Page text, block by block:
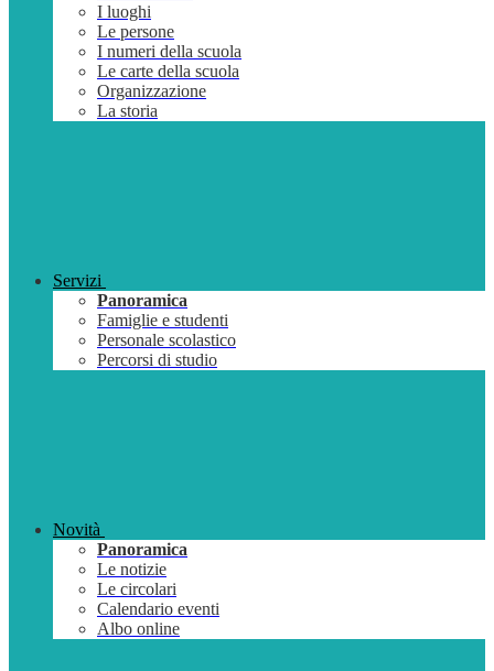
I luoghi
Le persone
I numeri della scuola
Le carte della scuola
Organizzazione
La storia
Servizi
Panoramica
Famiglie e studenti
Personale scolastico
Percorsi di studio
Novità
Panoramica
Le notizie
Le circolari
Calendario eventi
Albo online